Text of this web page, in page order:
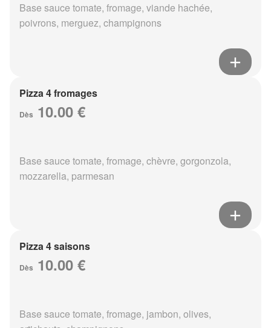
Base sauce tomate, fromage, viande hachée,
poivrons, merguez, champignons
Pizza 4 fromages
Dès 10.00 €
Base sauce tomate, fromage, chèvre, gorgonzola,
mozzarella, parmesan
Pizza 4 saisons
Dès 10.00 €
Base sauce tomate, fromage, jambon, olives,